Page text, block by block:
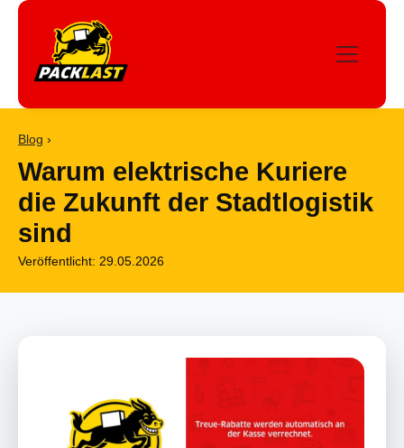
Blog ›
Warum elektrische Kuriere
die Zukunft der Stadtlogistik
sind
Veröffentlicht: 29.05.2026